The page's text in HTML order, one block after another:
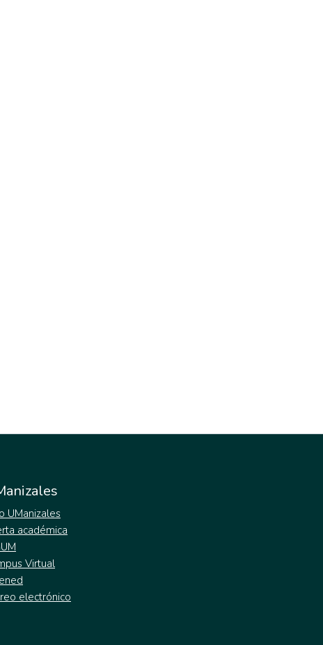
UManizales
académica
Virtual
electrónico